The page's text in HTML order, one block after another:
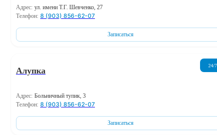
Адрес: ул. имени Т.Г. Шевченко, 27
Телефон: 8 (903) 856-62-07
Записаться
Алупка
24/7
Адрес: Больничный тупик, 3
Телефон: 8 (903) 856-62-07
Записаться